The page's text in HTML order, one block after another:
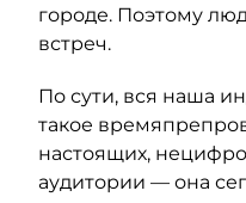
городе. Поэтому
встреч.
По сути, вся наша
такое
настоящих,
аудитории — она